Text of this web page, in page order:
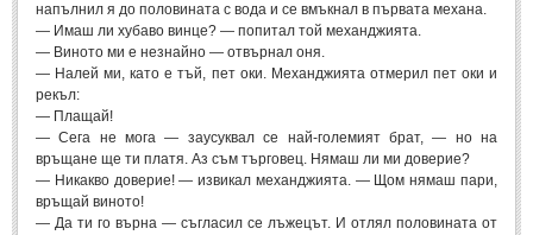
Философски мисли (19)
Житейска философия
Философия на любовта
ПРИТЧИ
ПРИТЧИ
напълнил я до половината с вода и се вмъкнал в първата механа.
— Имаш ли хубаво винце? — попитал той механджията.
— Виното ми е незнайно — отвърнал оня.
— Налей ми, като е тъй, пет оки. Механджията отмерил пет оки и
рекъл:
— Плащай!
— Сега не мога — заусуквал се най-големият брат, — но на
връщане ще ти платя. Аз съм търговец. Нямаш ли ми доверие?
— Никакво доверие! — извикал механджията. — Щом нямаш пари,
връщай виното!
— Да ти го върна — съгласил се лъжецът. И отлял половината от